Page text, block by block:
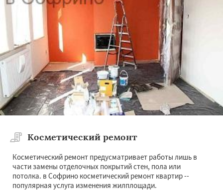
Косметический ремонт
Косметический ремонт предусматривает работы лишь в
части замены отделочных покрытий стен, пола или
потолка. в Софрино косметический ремонт квартир --
популярная услуга изменения жилплощади.